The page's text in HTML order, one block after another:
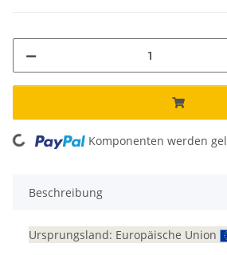
Loading... Komponenten werden
Beschreibung
Ursprungsland: Europäische Union